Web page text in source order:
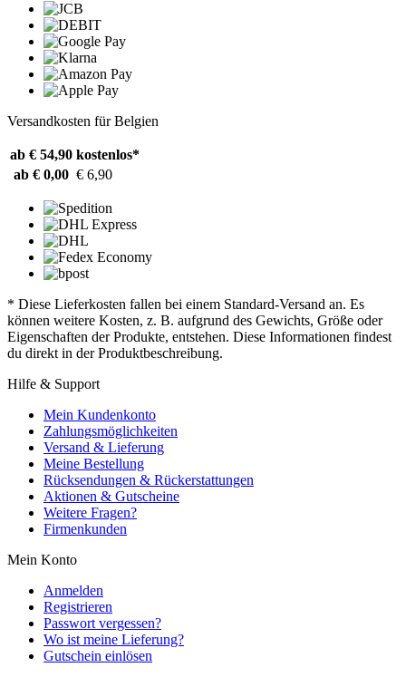
Versandkosten für Belgien
ab € 54,90 kostenlos*
ab € 0,00 € 6,90
* Diese Lieferkosten fallen bei einem Standard-Versand an. Es
können weitere Kosten, z. B. aufgrund des Gewichts, Größe oder
Eigenschaften der Produkte, entstehen. Diese Informationen findest
du direkt in der Produktbeschreibung.
Hilfe & Support
Mein Kundenkonto
Zahlungsmöglichkeiten
Versand & Lieferung
Meine Bestellung
Rücksendungen & Rückerstattungen
Aktionen & Gutscheine
Weitere Fragen?
Firmenkunden
Mein Konto
Anmelden
Registrieren
Passwort vergessen?
Wo ist meine Lieferung?
Gutschein einlösen